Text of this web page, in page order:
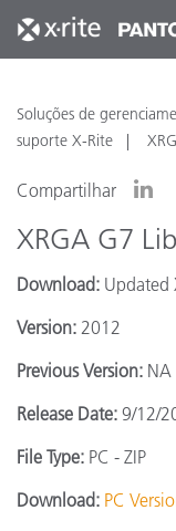
Soluções de
suporte X-Rite
Compartilhar
XRGA G7
Download: Updated
Version: 2012
Previous Version: NA
Release Date: 9/12/
File Type: PC - ZIP
Download: PC